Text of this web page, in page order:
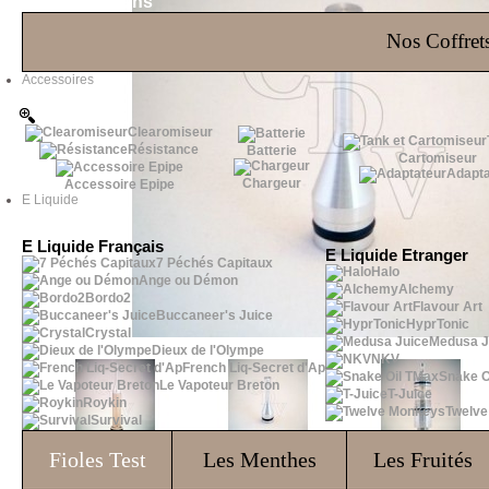
Nos
Accessoires
Clearomiseur
Résistance
Accessoire Epipe
Batterie
Chargeur
Cartomiseur
E Liquide
E Liquide Français
7 Péchés Capitaux
Ange ou Démon
Bordo2
Buccaneer's Juice
Crystal
Dieux de l'Olympe
French Liq-Secret d'Ap
Le Vapoteur Breton
Roykin
Survival
E Liquide Etranger
Halo
Alchemy
Flavour Art
HyprTonic
Medusa
NKV
Snake
T-Juice
Fioles Test Les Menthes Les Fruités